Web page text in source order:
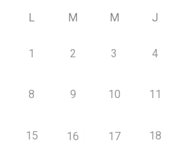
L M M J
1 2 3 4
8 9 10 11
15 16 17 18